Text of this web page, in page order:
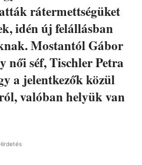
rátermettségüket
idén új felállásban
Mostantól Gábor
női séf, Tischler Petra
a jelentkezők közül
valóban helyük van